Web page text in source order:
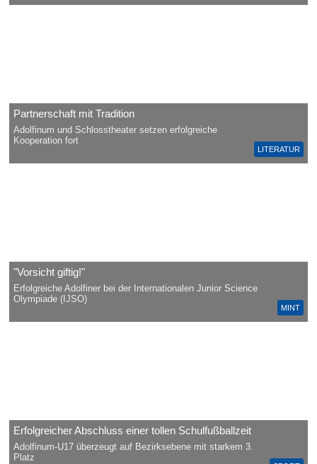
LITERATUR
Partnerschaft mit Tradition
Adolfinum und Schlosstheater setzen erfolgreiche
Kooperation fort
MINT
"Vorsicht giftig!"
Erfolgreiche Adolfiner bei der Internationalen Junior Science
Olympiade (IJSO)
Erfolgreicher Abschluss einer tollen Schulfußballzeit
Adolfinum-U17 überzeugt auf Bezirksebene mit starkem 3.
Platz